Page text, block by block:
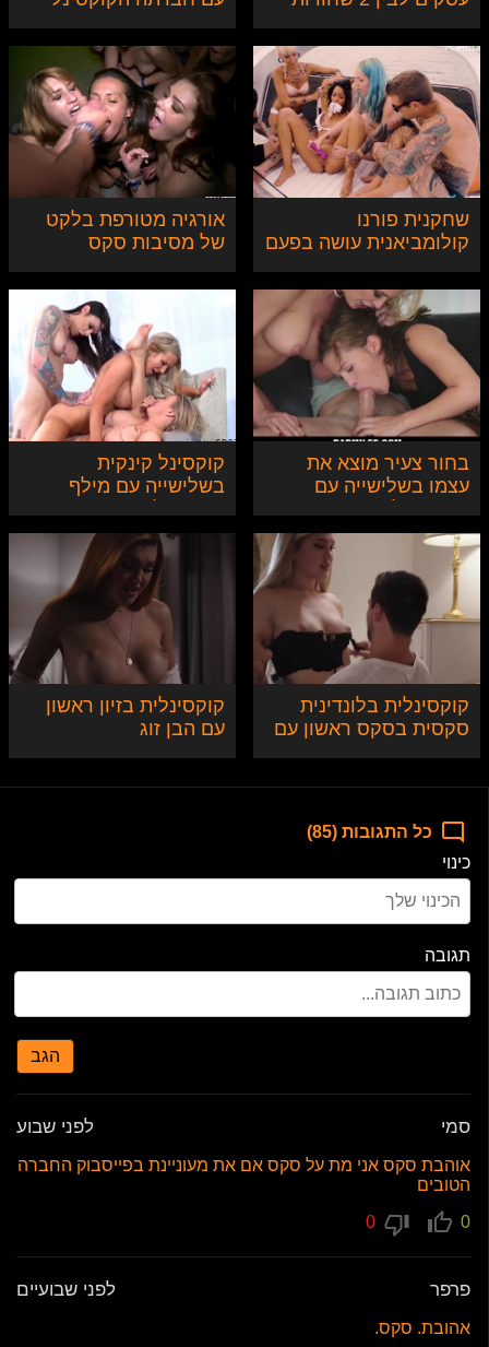
שחקנית פורנו
קולומביאנית עושה בפעם
אורגיה מטורפת בלקט
של מסיבות סקס
בחור צעיר מוצא את
עצמו בשלישייה עם
קוקסינל קינקית
בשלישייה עם מילף
קוקסינלית בלונדינית
סקסית בסקס ראשון עם
קוקסינלית בזיון ראשון
עם הבן זוג
כל התגובות (85)
כינוי
תגובה
הגב
סמי לפני שבוע
אוהבת סקס אני מת על סקס אם את מעוניינת בפייסבוק החברה
הטובים
0
פרפר לפני שבועיים
אהובת. סקס.